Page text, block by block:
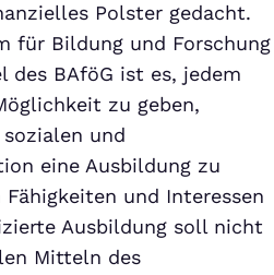
Polster gedacht.
für Bildung und Forschung
des BAföG ist es, jedem
zu geben,
und
eine Ausbildung zu
und Interessen
Ausbildung soll nicht
Mitteln des